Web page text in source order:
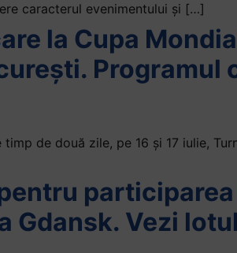
caracterul evenimentului și […]
la Cupa
Programul
de două zile, pe 16 și 17 iulie,
Gdansk. Vezi